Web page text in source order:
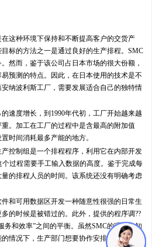
种环境下保持和不断提高客户的交货产
标的方法之一是通过良好的生产排程。SMC
然而，鉴于该公司占日本市场的很大份额，
预测的特点。因此，在日本使用的技术是不
纳波利斯工厂，需要发展适合自己的独特情
度增长，到1990年代初，工厂开始越来越
。加工在工厂的过程中是含最高的附加值
时间消耗最多产能的地方。
制组是一个排程程序，利用它在内部开发
过程需要手工输入数据的高度。鉴于完成每
的排程人员的时间。该系统还没有明确考虑
可用数据区开发一种随意性很强的日常生
的时候是被错过的。此外，提供的程序调??
务和效率”之间的平衡。虽然SMC的理念告知
情况下，生产部门想要协作安排类似的工作